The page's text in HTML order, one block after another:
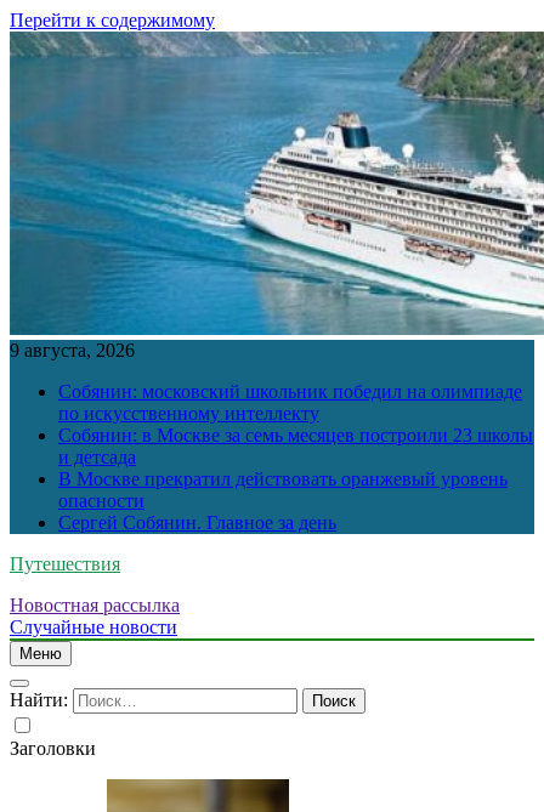
Перейти к содержимому
9 августа, 2026
Собянин: московский школьник победил на олимпиаде
по искусственному интеллекту
Собянин: в Москве за семь месяцев построили 23 школы
и детсада
В Москве прекратил действовать оранжевый уровень
опасности
Сергей Собянин. Главное за день
Путешествия
Новостная рассылка
Случайные новости
Меню
Найти:
Заголовки